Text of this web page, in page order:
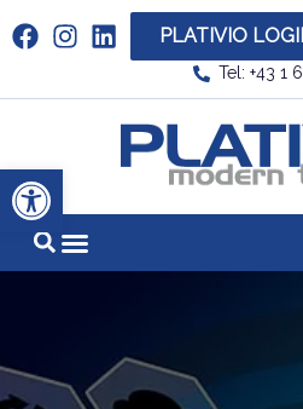
Link zu https://
PLATIVIO
Tel: +43 1